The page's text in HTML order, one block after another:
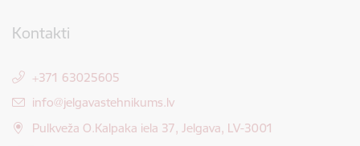
Kontakti
+371 63025605
E-pasts:
info@jelgavastehnikums.lv
Pulkveža O.Kalpaka iela 37, Jelgava, LV-3001